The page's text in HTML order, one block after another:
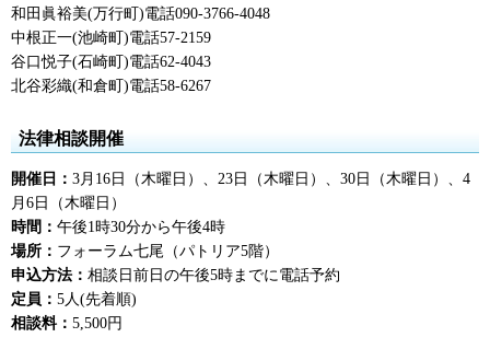
和田眞裕美(万行町)電話090-3766-4048
中根正一(池崎町)電話57-2159
谷口悦子(石崎町)電話62-4043
北谷彩織(和倉町)電話58-6267
法律相談開催
開催日： 3月16日（木曜日）、23日（木曜日）、30日（木曜日）、4
月6日（木曜日）
時間： 午後1時30分から午後4時
場所： フォーラム七尾（パトリア5階）
申込方法： 相談日前日の午後5時までに電話予約
定員： 5人(先着順)
相談料： 5,500円